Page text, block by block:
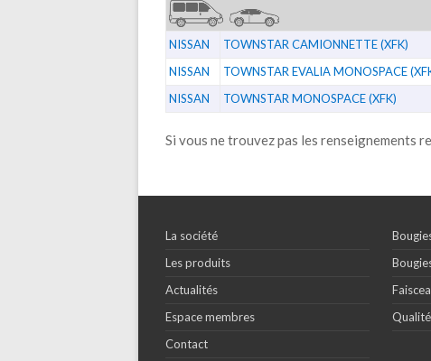
NISSAN TOWNSTAR CAMIONNETTE (XFK)
NISSAN TOWNSTAR EVALIA MONOSPACE
NISSAN TOWNSTAR MONOSPACE (XFK)
Si vous ne trouvez pas les renseignements
La société
Les produits
Actualités
Espace membres
Contact